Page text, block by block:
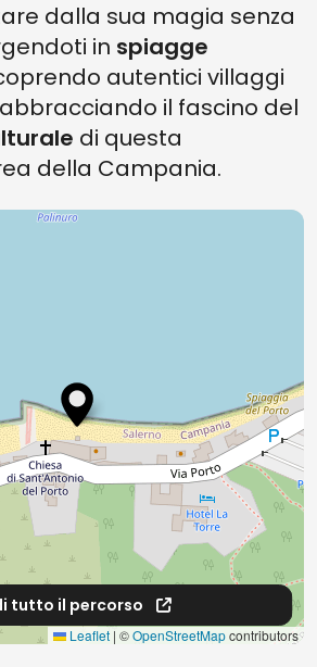
dalla sua magia senza
in spiagge
autentici villaggi
il fascino del
di questa
della Campania.
Leaflet | ©OpenStreetMapcontributors
tutto il percorso